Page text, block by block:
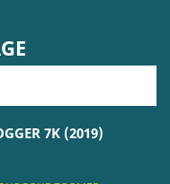
7K (2019)